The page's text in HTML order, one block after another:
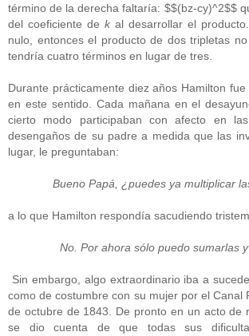
término de la derecha faltaría: $$(bz-cy)^2$$
del coeficiente de k al desarrollar el
nulo, entonces el producto de dos tripletas
tendría cuatro términos en lugar de tres.
Durante prácticamente diez años Hamilton
en este sentido. Cada mañana en el
cierto modo participaban con afecto en
desengaños de su padre a medida que las
lugar, le preguntaban:
Bueno Papá, ¿puedes ya multiplicar
a lo que Hamilton respondía sacudiendo
No. Por ahora sólo puedo sumarlas
Sin embargo, algo extraordinario iba a
como de costumbre con su mujer por el Canal
de octubre de 1843. De pronto en un acto de
se dio cuenta de que todas sus